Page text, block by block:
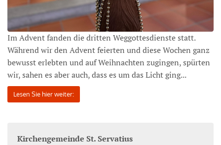
Im Advent fanden die dritten Weggottesdienste statt.
Während wir den Advent feierten und diese Wochen ganz
bewusst erlebten und auf Weihnachten zugingen, spürten
wir, sahen es aber auch, dass es um das Licht ging...
Lesen Sie hier weiter:
Kirchengemeinde St. Servatius